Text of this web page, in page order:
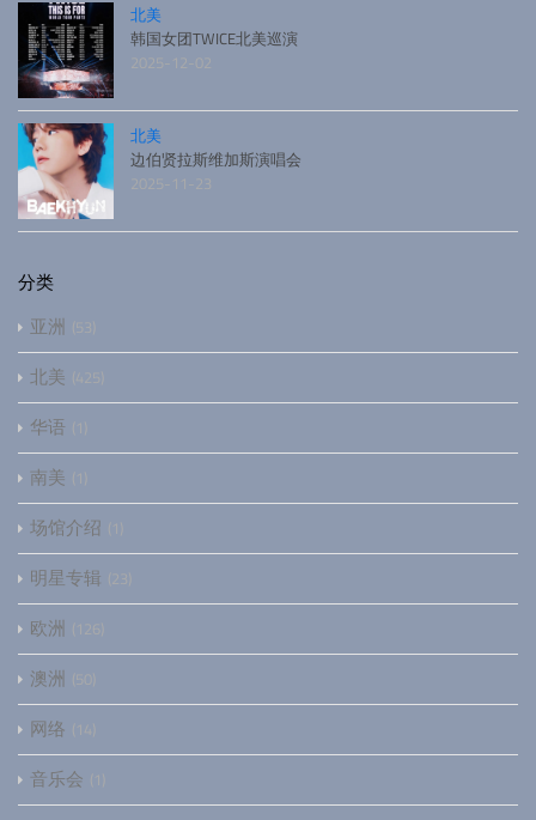
北美
韩国女团TWICE北美巡演
2025-12-02
北美
边伯贤拉斯维加斯演唱会
2025-11-23
分类
亚洲 53
北美 425
华语 1
南美 1
场馆介绍 1
明星专辑 23
欧洲 126
澳洲 50
网络 14
音乐会 1